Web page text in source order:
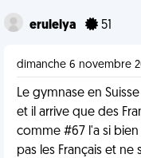
erulelya 51
dimanche 6 novembre
Le gymnase en
et il arrive que des
comme #67 l'a si bien
pas les Français et